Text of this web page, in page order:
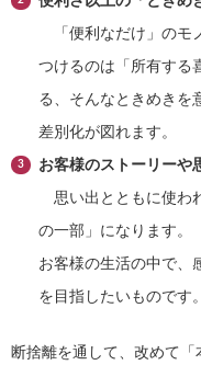
「便利なだけ」のモ
つけるのは「所有する
る、そんなときめきを
差別化が図れます。
お客様のストーリーや
思い出とともに使わ
の一部」になります。
お客様の生活の中で、
を目指したいものです。
断捨離を通して、改めて